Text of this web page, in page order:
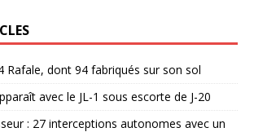
Rafale, dont 94 fabriqués sur son sol
avec le JL-1 sous escorte de J-20
: 27 interceptions autonomes avec un